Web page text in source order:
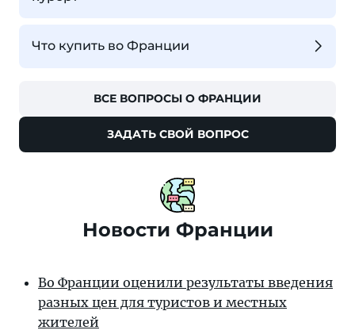
Что купить во Франции
ВСЕ ВОПРОСЫ О ФРАНЦИИ
ЗАДАТЬ СВОЙ ВОПРОС
Новости Франции
Во Франции оценили результаты введения
разных цен для туристов и местных
жителей